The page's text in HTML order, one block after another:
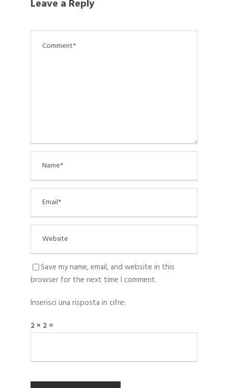
Leave a Reply
Save my name, email, and website in this
browser for the next time I comment.
Inserisci una risposta in cifre:
2 × 2 =